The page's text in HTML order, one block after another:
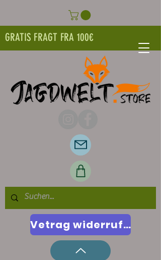
GRATIS FRAGT FRA 100€
Vetrag widerrufen